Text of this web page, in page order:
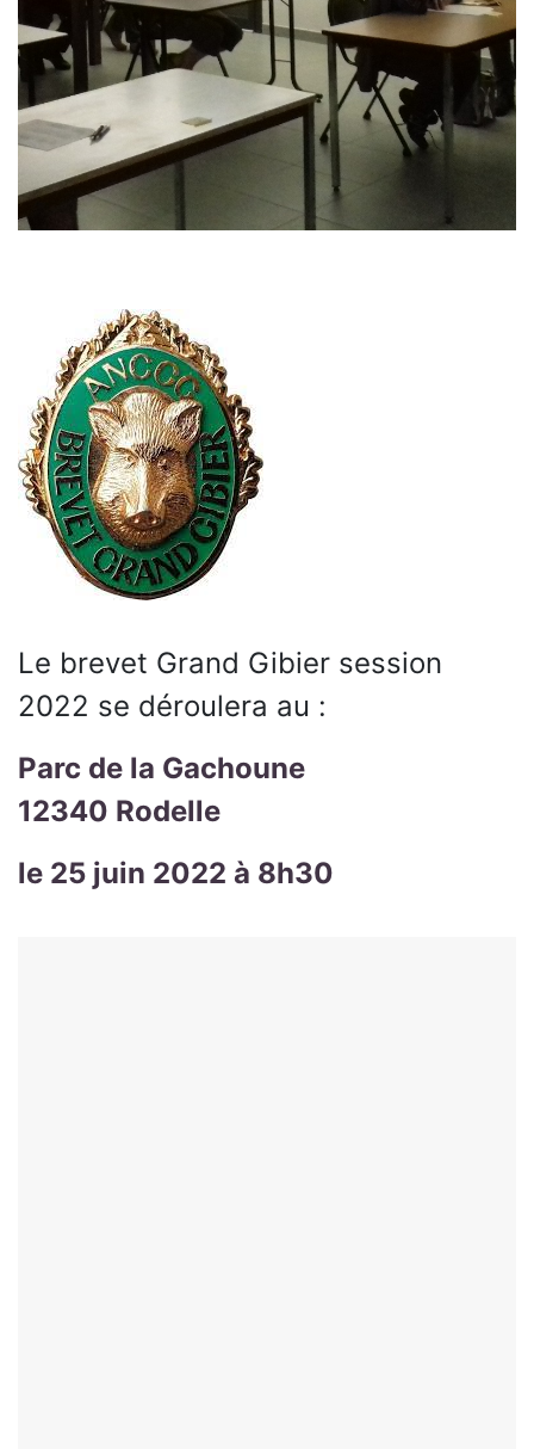
Le brevet Grand Gibier session
2022 se déroulera au :
Parc de la Gachoune
12340 Rodelle
le 25 juin 2022 à 8h30